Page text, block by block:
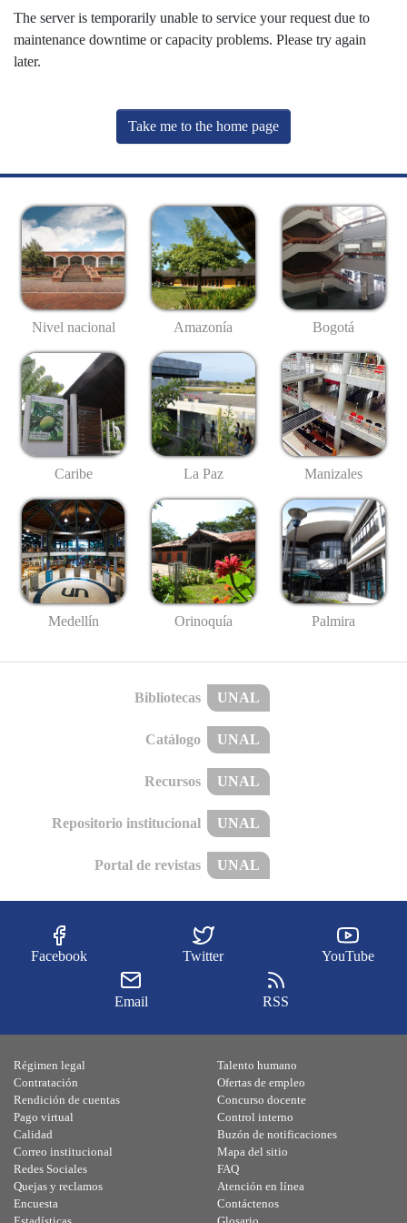
The server is temporarily unable to service your request due to
maintenance downtime or capacity problems. Please try again
later.
Take me to the home page
Nivel nacional Amazonía Bogotá
Caribe La Paz Manizales
Medellín Orinoquía Palmira
Bibliotecas UNAL
Catálogo UNAL
Recursos UNAL
Repositorio institucional UNAL
Portal de revistas UNAL
Facebook Twitter YouTube
Email RSS
Régimen legal
Contratación
Rendición de cuentas
Pago virtual
Calidad
Talento humano
Ofertas de empleo
Concurso docente
Control interno
Buzón de notificaciones
Correo institucional
Redes Sociales
Quejas y reclamos
Encuesta
Mapa del sitio
FAQ
Atención en línea
Contáctenos